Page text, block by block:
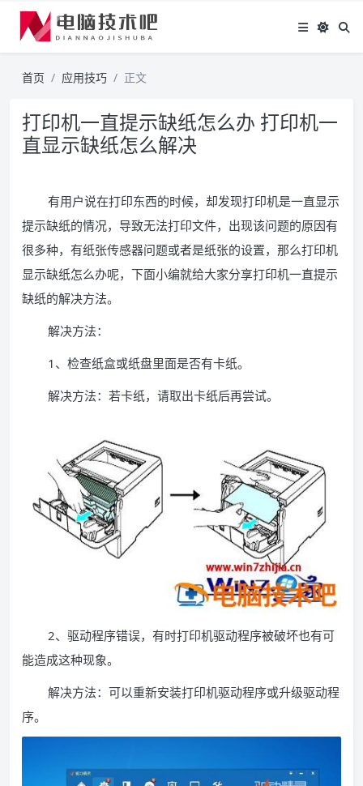
首页 应用技巧 正文
打印机一直提示缺纸怎么办 打印机一
直显示缺纸怎么解决
有用户说在打印东西的时候，却发现打印机是一直显示
提示缺纸的情况，导致无法打印文件，出现该问题的原因有
很多种，有纸张传感器问题或者是纸张的设置，那么打印机
显示缺纸怎么办呢，下面小编就给大家分享打印机一直提示
缺纸的解决方法。
解决方法：
1、检查纸盒或纸盘里面是否有卡纸。
解决方法：若卡纸，请取出卡纸后再尝试。
2、驱动程序错误，有时打印机驱动程序被破坏也有可
能造成这种现象。
解决方法：可以重新安装打印机驱动程序或升级驱动程
序。